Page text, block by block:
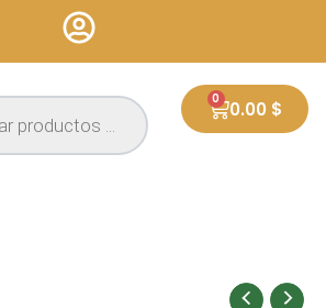
0.00 $
0
Cart